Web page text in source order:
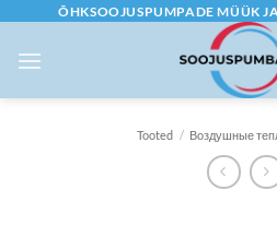
content
ÕHKSOOJUSPUMPADE MÜÜK
Tooted / Воздушные